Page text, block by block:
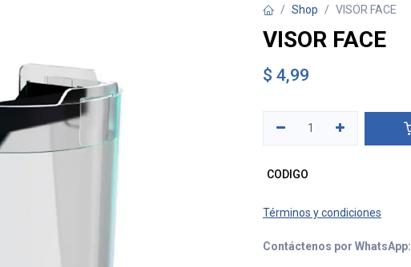
Shop VISOR FACE
VISOR FACE
$ 4,99
CODIGO
Términos y condiciones
Contáctenos por WhatsApp: